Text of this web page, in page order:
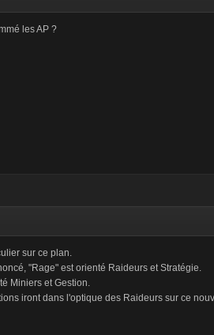
les AP ?
sur ce plan.
"Rage" est orienté Raideurs et Stratégie.
Miniers et Gestion.
iront dans l'optique des Raideurs sur ce